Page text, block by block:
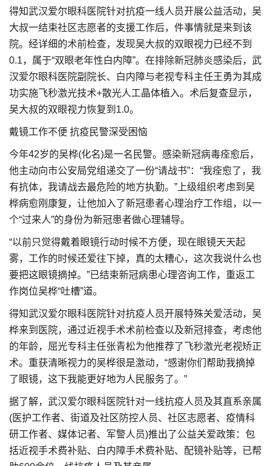
得知武汉爱尔眼科医院针对抗疫一线人员开展公益活动，吴
大叔一结束社区志愿者的支援工作后，件事情就是来到该
院。经详细的术前检查，发现吴大叔的双眼视力已经不到
0.1，属于“双眼老年性白内障”。在排除新冠肺炎感染后，武
汉爱尔眼科医院副院长、白内障与老视专科主任王勇为其成
功实施飞秒激光技术+散光人工晶体植入。术后复查显示，
吴大叔的双眼视力恢复到1.0。
戴镜工作不便 抗疫民警深受困恼
今年42岁的吴桦(化名)是一名民警。感染新冠病毒痊愈后，
他主动向市公安局党组递交了一份“请战书”：“我痊愈了，我
有抗体，我请战去最危险的地方执勤。”上级组织考虑到吴
桦病愈刚康复，让他加入了新冠患者心理治疗工作组，以一
个“过来人”的身份为新冠患者做心理辅导。
“以前只觉得戴着眼镜行动时候不方便，现在眼镜天天起
雾，工作的时候还爱往下掉，真的太糟心，这次我说什么也
要把这眼镜摘掉。”已结束新冠病患心理咨询工作，重返工
作岗位吴桦“吐槽”道。
得知武汉爱尔眼科医院针对抗疫人员开展特殊关爱活动，吴
桦来到医院，通过近视手术术前检查以及新冠排查，考虑他
的年龄，屈光专科主任张青松为他推荐了飞秒激光老视矫正
术。重获清晰视力的吴桦很是激动，“感谢你们帮助我摘掉
了眼镜，这下我能更好地为人民服务了。”
据了解，武汉爱尔眼科医院针对一线抗疫人员及其直系亲属
(医护工作者、街道及社区防控人员、社区志愿者、疫情科
研工作者、媒体记者、军警人员)推出了公益关爱政策：包
括近视手术费补贴、白内障手术费补贴、配镜补贴等，已帮